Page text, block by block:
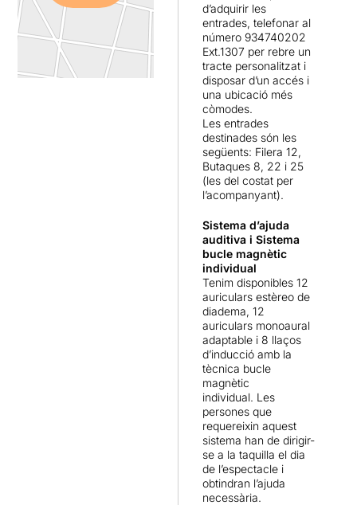
“la soledat enmig d’una
multitud d’homes”.
d’adquirir les
entrades, telefonar al
número 934740202
Ext.1307 per rebre un
tracte personalitzat i
disposar d’un accés i
una ubicació més
còmodes.
Les entrades
destinades són les
següents: Filera 12,
Butaques 8, 22 i 25
(les del costat per
l’acompanyant).
Sistema d’ajuda
auditiva i Sistema
bucle magnètic
individual
Tenim disponibles 12
auriculars estèreo de
diadema, 12
auriculars monoaural
adaptable i 8 llaços
d’inducció amb la
tècnica bucle
magnètic
individual. Les
persones que
requereixin aquest
sistema han de dirigir-
se a la taquilla el dia
de l’espectacle i
obtindran l’ajuda
necessària.